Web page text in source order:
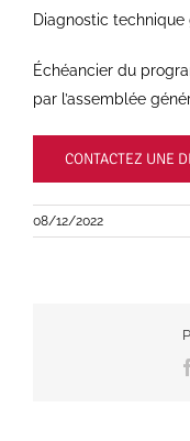
Diagnostic
Échéancier du
par l’assemblée
CONTACTEZ UNE
08/12/2022